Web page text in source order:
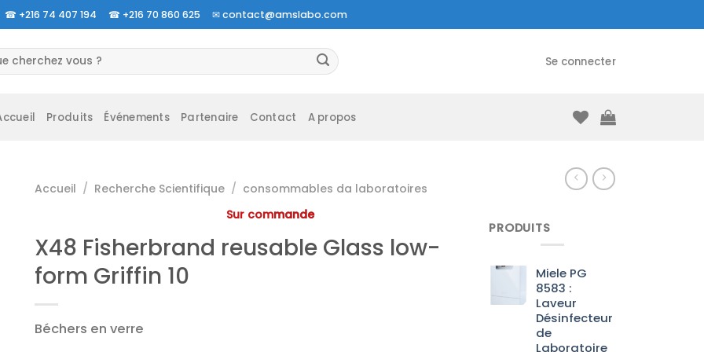
☎ +216 74 407 194 ☎ +216 70 860 625 ✉contact@amslabo.com
Se connecter
Produits Événements Partenaire Contact A propos
Accueil / Recherche Scientifique / consommables da laboratoires
Sur commande
X48 Fisherbrand reusable Glass low-
form Griffin 10
Béchers en verre
PRODUITS
Miele PG
8583 :
Laveur
Désinfecteur
de
Laboratoire